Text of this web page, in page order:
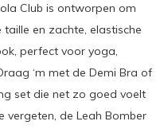
Club is ontworpen om
en zachte, elastische
perfect voor yoga,
‘m met de Demi Bra of
set die net zo goed voelt
vergeten, de Leah Bomber